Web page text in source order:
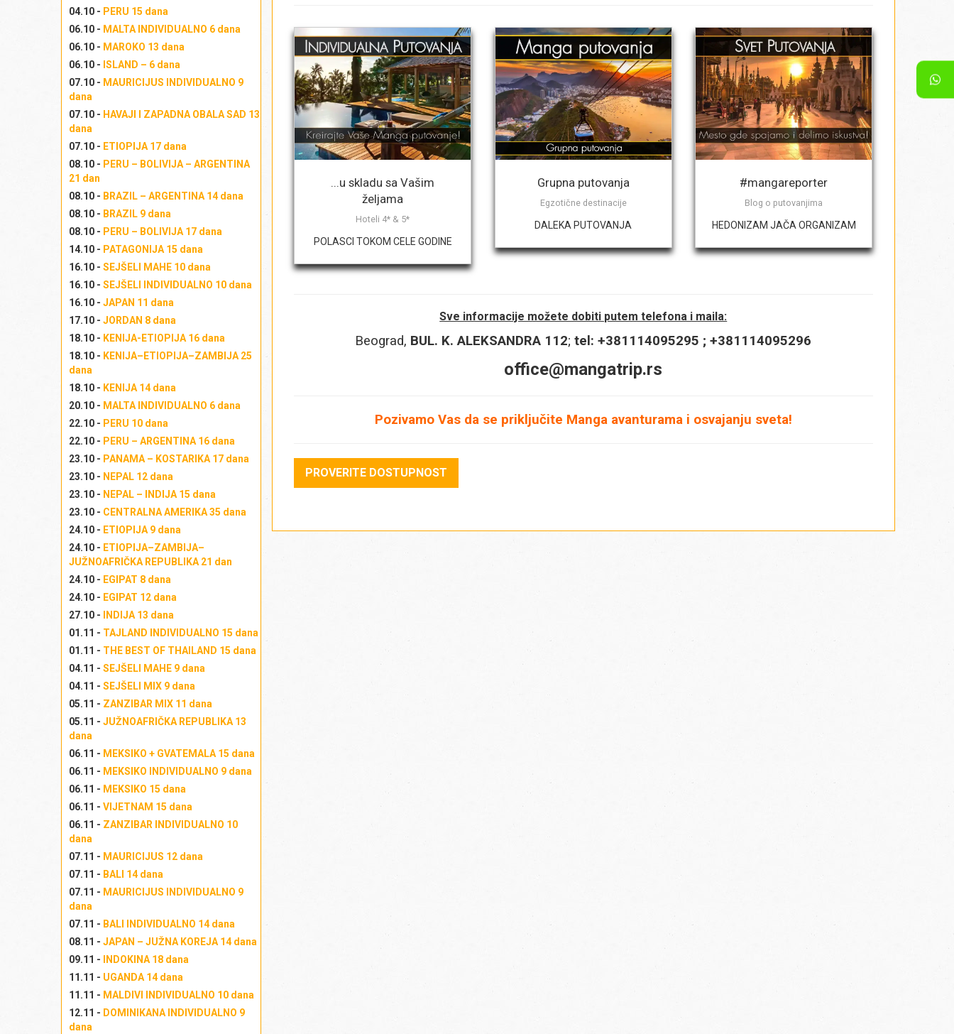
04.10 - PERU 15 dana
06.10 - MALTA INDIVIDUALNO 6 dana
06.10 - MAROKO 13 dana
06.10 - ISLAND – 6 dana
07.10 - MAURICIJUS INDIVIDUALNO 9
dana
07.10 - HAVAJI I ZAPADNA OBALA SAD 13
dana
07.10 - ETIOPIJA 17 dana
08.10 - PERU – BOLIVIJA – ARGENTINA
21 dan
08.10 - BRAZIL – ARGENTINA 14 dana
08.10 - BRAZIL 9 dana
08.10 - PERU – BOLIVIJA 17 dana
14.10 - PATAGONIJA 15 dana
16.10 - SEJŠELI MAHE 10 dana
16.10 - SEJŠELI INDIVIDUALNO 10 dana
16.10 - JAPAN 11 dana
17.10 - JORDAN 8 dana
18.10 - KENIJA-ETIOPIJA 16 dana
18.10 - KENIJA–ETIOPIJA–ZAMBIJA 25
dana
18.10 - KENIJA 14 dana
20.10 - MALTA INDIVIDUALNO 6 dana
22.10 - PERU 10 dana
22.10 - PERU – ARGENTINA 16 dana
23.10 - PANAMA – KOSTARIKA 17 dana
23.10 - NEPAL 12 dana
23.10 - NEPAL – INDIJA 15 dana
23.10 - CENTRALNA AMERIKA 35 dana
24.10 - ETIOPIJA 9 dana
24.10 - ETIOPIJA–ZAMBIJA–
JUŽNOAFRIČKA REPUBLIKA 21 dan
24.10 - EGIPAT 8 dana
24.10 - EGIPAT 12 dana
27.10 -
INDIJA 13 dana
01.11 - TAJLAND INDIVIDUALNO 15 dana
01.11 - THE BEST OF THAILAND 15 dana
04.11 - SEJŠELI MAHE 9 dana
04.11 - SEJŠELI MIX 9 dana
05.11 - ZANZIBAR MIX 11 dana
05.11 - JUŽNOAFRIČKA REPUBLIKA 13
dana
06.11 - MEKSIKO + GVATEMALA 15 dana
06.11 - MEKSIKO INDIVIDUALNO 9 dana
06.11 - MEKSIKO 15 dana
06.11 - VIJETNAM 15 dana
06.11 - ZANZIBAR INDIVIDUALNO 10
dana
07.11 - MAURICIJUS 12 dana
07.11 - BALI 14 dana
07.11 - MAURICIJUS INDIVIDUALNO 9
dana
07.11 - BALI INDIVIDUALNO 14 dana
08.11 - JAPAN – JUŽNA KOREJA 14 dana
09.11 -
INDOKINA 18 dana
11.11 - UGANDA 14 dana
11.11 - MALDIVI INDIVIDUALNO 10 dana
12.11 - DOMINIKANA INDIVIDUALNO 9
dana
Kontakt telefon*
Upišite destinaciju/destinacije po prioritetu*
Broj odraslih osoba:
...u skladu sa Vašim
željama
Hoteli 4* & 5*
POLASCI TOKOM CELE GODINE
Grupna putovanja
Egzotične destinacije
DALEKA PUTOVANJA
#mangareporter
Blog o putovanjima
HEDONIZAM JAČA ORGANIZAM
Sve informacije možete dobiti putem telefona i maila:
Beograd, BUL. K. ALEKSANDRA 112;tel: +381114095295 ; +381114095296
office@mangatrip.rs
Pozivamo Vas da se priključite Manga avanturama i osvajanju sveta!
PROVERITE DOSTUPNOST